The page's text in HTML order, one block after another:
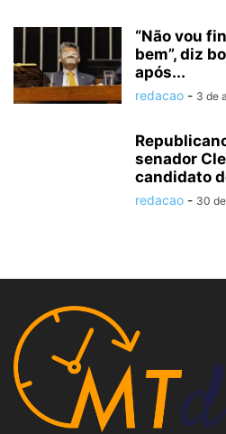
“Não vou
bem”, diz
após...
redacao - 3 de
senador
candidato
redacao - 30